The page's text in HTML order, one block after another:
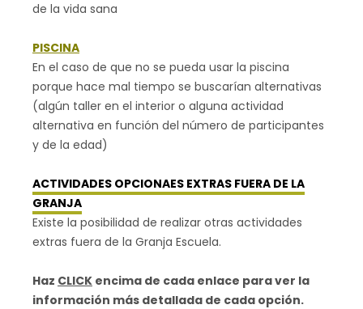
de la vida sana
PISCINA
En el caso de que no se pueda usar la piscina
porque hace mal tiempo se buscarían alternativas
(algún taller en el interior o alguna actividad
alternativa en función del número de participantes
y de la edad)
ACTIVIDADES OPCIONAES EXTRAS FUERA DE LA
GRANJA
Existe la posibilidad de realizar otras actividades
extras fuera de la Granja Escuela.
Haz CLICK encima de cada enlace para ver la
información más detallada de cada opción.